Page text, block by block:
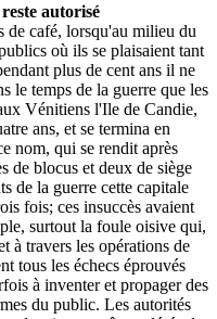
autorisé
de café, lorsqu'au milieu du
où ils se plaisaient tant
plus de cent ans il ne
le temps de la guerre que les
Vénitiens l'Ile de Candie,
ans, et se termina en
nom, qui se rendit après
de blocus et deux de siège
de la guerre cette capitale
fois; ces insuccès avaient
surtout la foule oisive qui,
à travers les opérations de
tous les échecs éprouvés
à inventer et propager des
du public. Les autorités